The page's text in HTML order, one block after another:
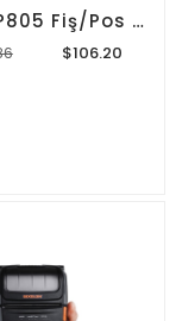
Cmt TP805 Fiş/Pos Yazıcı
$106.20